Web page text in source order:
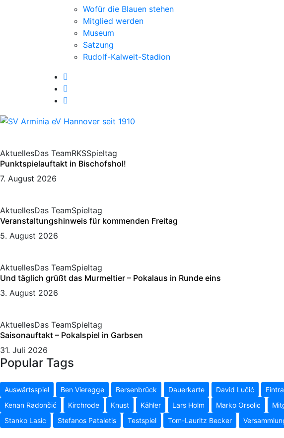
Wofür die Blauen stehen
Mitglied werden
Museum
Satzung
Rudolf-Kalweit-Stadion
AktuellesDas TeamRKSSpieltag
Punktspielauftakt in Bischofshol!
7. August 2026
AktuellesDas TeamSpieltag
Veranstaltungshinweis für kommenden Freitag
5. August 2026
AktuellesDas TeamSpieltag
Und täglich grüßt das Murmeltier – Pokalaus in Runde eins
3. August 2026
AktuellesDas TeamSpieltag
Saisonauftakt – Pokalspiel in Garbsen
31. Juli 2026
Popular Tags
Auswärtsspiel Ben Vieregge Bersenbrück Dauerkarte David Lučić
Kenan Radončić
Kirchrode Knust Kähler Lars Holm Marko Orsolic
Stanko Lasic
Stefanos Pataletis Testspiel Tom-Lauritz Becker